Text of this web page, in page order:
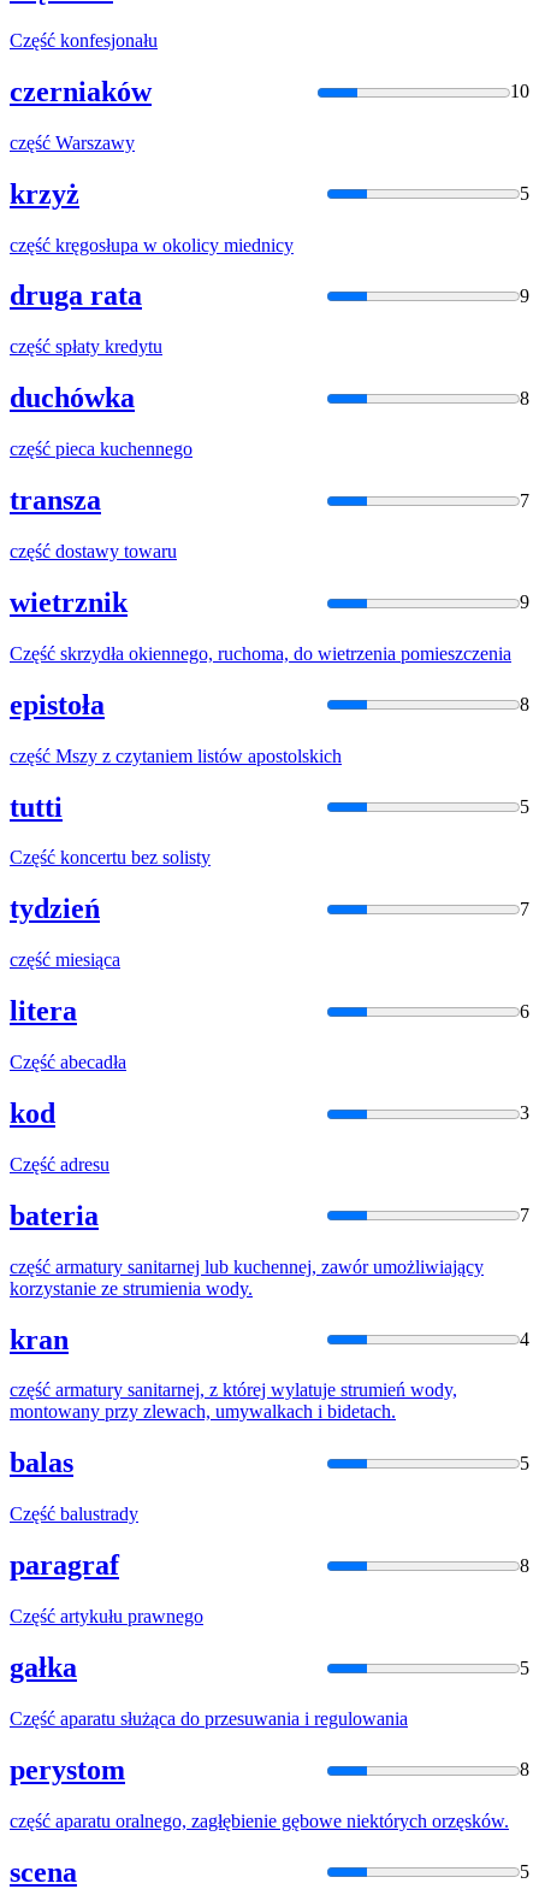
Część konfesjonału
czerniaków 10
część Warszawy
krzyż 5
część kręgosłupa w okolicy miednicy
druga rata 9
część spłaty kredytu
duchówka 8
część pieca kuchennego
transza 7
część dostawy towaru
wietrznik 9
Część skrzydła okiennego, ruchoma, do wietrzenia pomieszczenia
epistoła 8
część Mszy z czytaniem listów apostolskich
tutti 5
Część koncertu bez solisty
tydzień 7
część miesiąca
litera 6
Część abecadła
kod 3
Część adresu
bateria 7
część armatury sanitarnej lub kuchennej, zawór umożliwiający
korzystanie ze strumienia wody.
kran 4
część armatury sanitarnej, z której wylatuje strumień wody,
montowany przy zlewach, umywalkach i bidetach.
balas 5
Część balustrady
paragraf 8
Część artykułu prawnego
gałka 5
Część aparatu służąca do przesuwania i regulowania
perystom 8
część aparatu oralnego, zagłębienie gębowe niektórych orzęsków.
scena 5